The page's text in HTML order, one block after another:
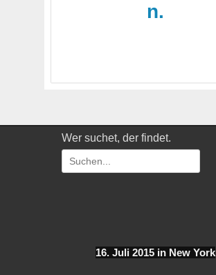
n.
Wer suchet, der findet.
Suchen
nach:
16. Juli 2015 in New York